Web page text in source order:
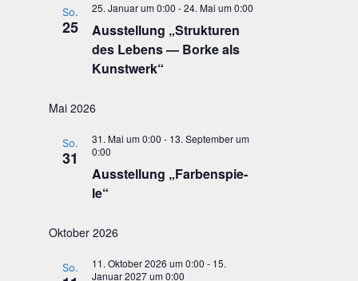
So.
25
Aus­stel­lung „Struk­tu­ren
des Lebens — Bor­ke als
Kunstwerk“
25. Januar um 0:00 -24. Mai um 0:00
Mai 2026
So.
31
Aus­stel­lung „Far­ben­spie­
le“
31. Mai um 0:00 - 13. September um
0:00
Oktober 2026
So. 11. Oktober 2026 um 0:00 - 15.
Januar 2027 um 0:00